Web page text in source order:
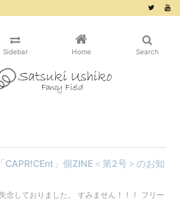
Sidebar Home Search
CAPR!CEnt」個ZINE＜第2号＞のお知
念しておりました。 すみません！！！ フリー